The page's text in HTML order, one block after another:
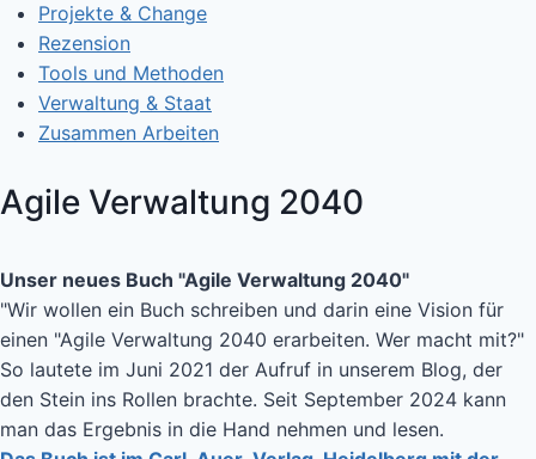
Projekte & Change
Rezension
Tools und Methoden
Verwaltung & Staat
Zusammen Arbeiten
Agile Verwaltung 2040
Unser neues Buch "Agile Verwaltung 2040"
"Wir wollen ein Buch schreiben und darin eine Vision für
einen "Agile Verwaltung 2040 erarbeiten. Wer macht mit?"
So lautete im Juni 2021 der Aufruf in unserem Blog, der
den Stein ins Rollen brachte. Seit September 2024 kann
man das Ergebnis in die Hand nehmen und lesen.